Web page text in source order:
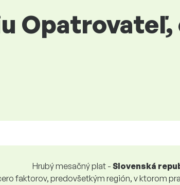
Hrubý mesačný plat - Slovenská
faktorov, predovšetkým región, v ktorom